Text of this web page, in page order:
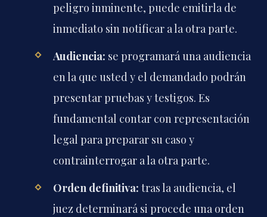
peligro inminente, puede emitirla de
inmediato sin notificar a la otra parte.
Audiencia: se programará una audiencia
en la que usted y el demandado podrán
presentar pruebas y testigos. Es
fundamental contar con representación
legal para preparar su caso y
contrainterrogar a la otra parte.
Orden definitiva: tras la audiencia, el
juez determinará si procede una orden